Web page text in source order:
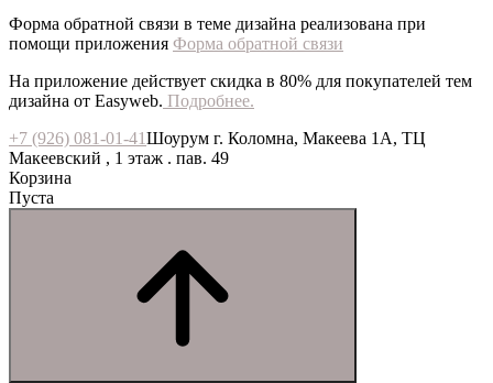
Форма обратной связи в теме дизайна реализована при
помощи приложения Форма обратной связи
На приложение действует скидка в 80% для покупателей тем
дизайна от Easyweb. Подробнее.
+7 (926) 081-01-41Шоурум г. Коломна, Макеева 1А, ТЦ
Макеевский , 1 этаж . пав. 49
Корзина
Пуста